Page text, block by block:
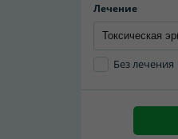
Лечение
Без лечения